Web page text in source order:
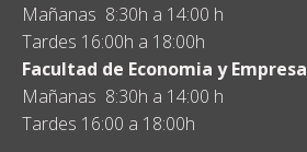
Mañanas 8:30h a 14:00 h
Tardes 16:00h a 18:00h
Facultad de Economia y Empresa
Mañanas 8:30h a 14:00 h
Tardes 16:00 a 18:00h